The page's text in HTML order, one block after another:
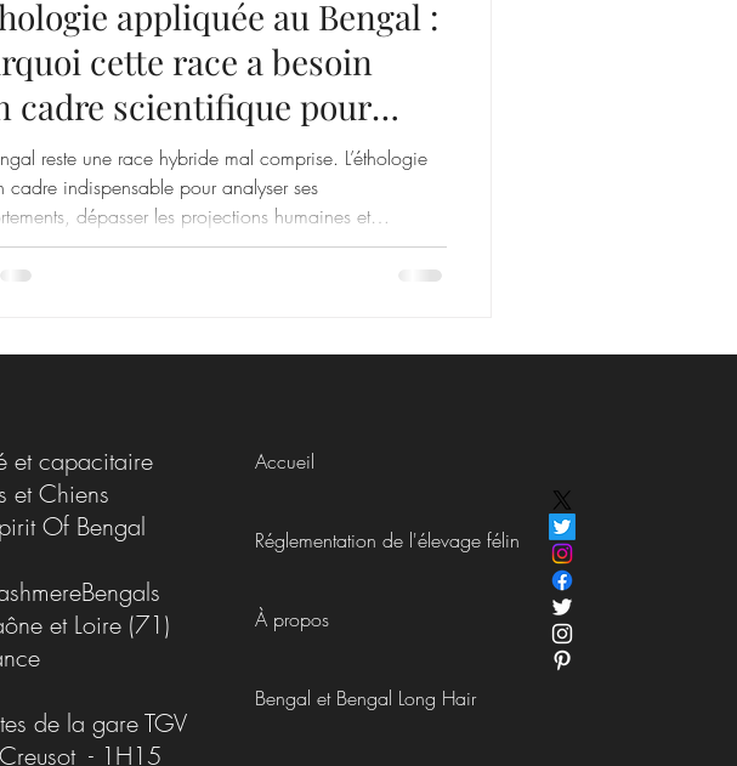
Généralité ELEVAGE du BENGAL
appliquée au Bengal :
cette race a besoin
cadre scientifique pour
reste une race hybride mal comprise. L’éthologie
cadre indispensable pour analyser ses
dépasser les projections humaines et
une race équilibrée. Comprendre l’ALC pour mieux
le Bengal. »
et capacitaire
et Chiens
Of Bengal
et Loire (71)
de la gare TGV
- 1H15
Accueil
Réglementation de l'élevage félin
À propos
Bengal et Bengal Long Hair